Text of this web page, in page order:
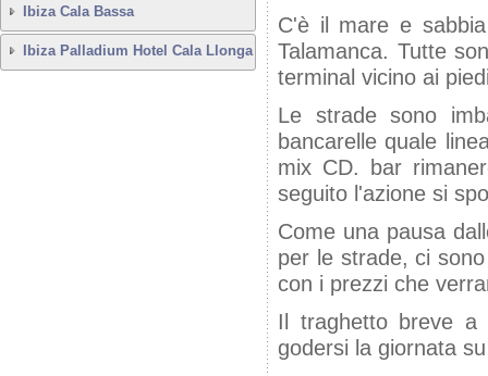
Ibiza Cala Bassa
Ibiza Palladium Hotel Cala Llonga
C'è il mare e
Talamanca. Tutte
terminal vicino ai
Le strade sono
bancarelle quale
mix CD. bar
seguito l'azione si
Come una pausa
per le strade, ci
con i prezzi che
Il traghetto breve a
godersi la giornata